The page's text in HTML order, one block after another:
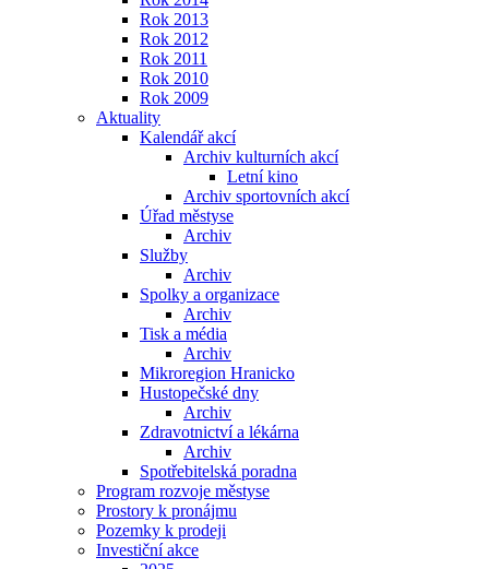
Rok 2013
Rok 2012
Rok 2011
Rok 2010
Rok 2009
Aktuality
Kalendář akcí
Archiv kulturních akcí
Letní kino
Archiv sportovních akcí
Úřad městyse
Archiv
Služby
Archiv
Spolky a organizace
Archiv
Tisk a média
Archiv
Mikroregion Hranicko
Hustopečské dny
Archiv
Zdravotnictví a lékárna
Archiv
Spotřebitelská poradna
Program rozvoje městyse
Prostory k pronájmu
Pozemky k prodeji
Investiční akce